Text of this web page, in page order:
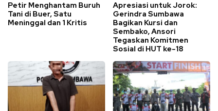
Petir Menghantam Buruh
Tani di Buer, Satu
Meninggal dan 1 Kritis
Apresiasi untuk Jorok:
Gerindra Sumbawa
Bagikan Kursi dan
Sembako, Ansori
Tegaskan Komitmen
Sosial di HUT ke-18